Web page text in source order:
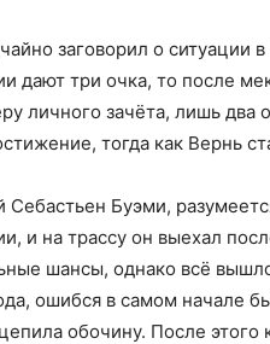
заговорил о ситуации
дают три очка, то после
личного зачёта, лишь два
тогда как Вернь
Буэми,
и на трассу он выехал
шансы, однако всё
ошибся в самом начале
обочину. После